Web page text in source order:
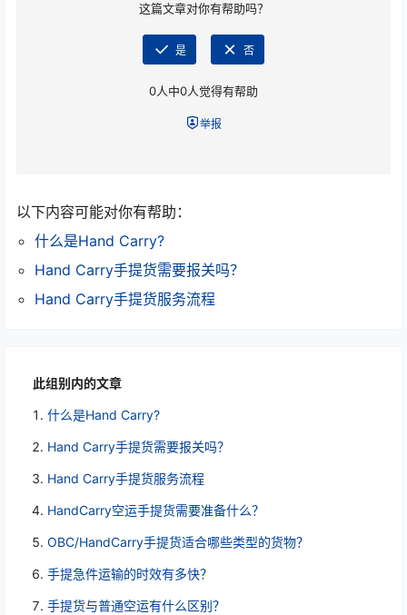
此组别内的文章
什么是Hand Carry?
Hand Carry手提货需要报关吗？
Hand Carry手提货服务流程
HandCarry空运手提货需要准备什么？
OBC/HandCarry手提货适合哪些类型的货物？
手提急件运输的时效有多快？
手提货与普通空运有什么区别？
这篇文章对你有帮助吗？
是 否
0人中0人觉得有帮助
举报
以下内容可能对你有帮助：
什么是Hand Carry?
Hand Carry手提货需要报关吗？
Hand Carry手提货服务流程